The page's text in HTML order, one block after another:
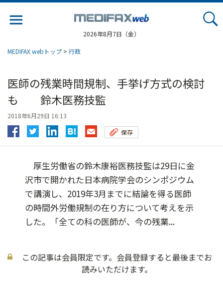
2026年8月7日（金）
MEDIFAX webトップ > 行政
医師の残業時間規制、手挙げ方式の検討
も 鈴木医務技監
2018年6月29日 16:13
保存
厚生労働省の鈴木康裕医務技監は29日に金
沢市で開かれた日本病院学会のシンポジウム
で講演し、2019年3月までに結論を得る医師
の時間外労働規制の在り方について考えを示
した。「全ての科の医師が、今の残業...
この記事は会員限定です。会員登録すると最後までお
読みいただけます。